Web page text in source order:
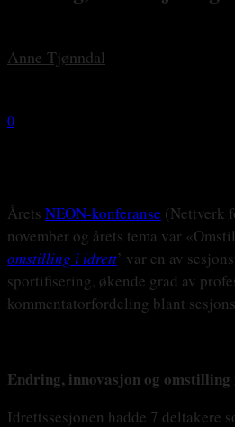
Anne Tjønndal
0
Årets NEON-konferanse (Nettverk
november og årets tema var
omstilling i idrett’ var en av
sportifisering, økende grad av
kommentatorfordeling blant
Endring, innovasjon og
Idrettssesjonen hadde 7 deltakere